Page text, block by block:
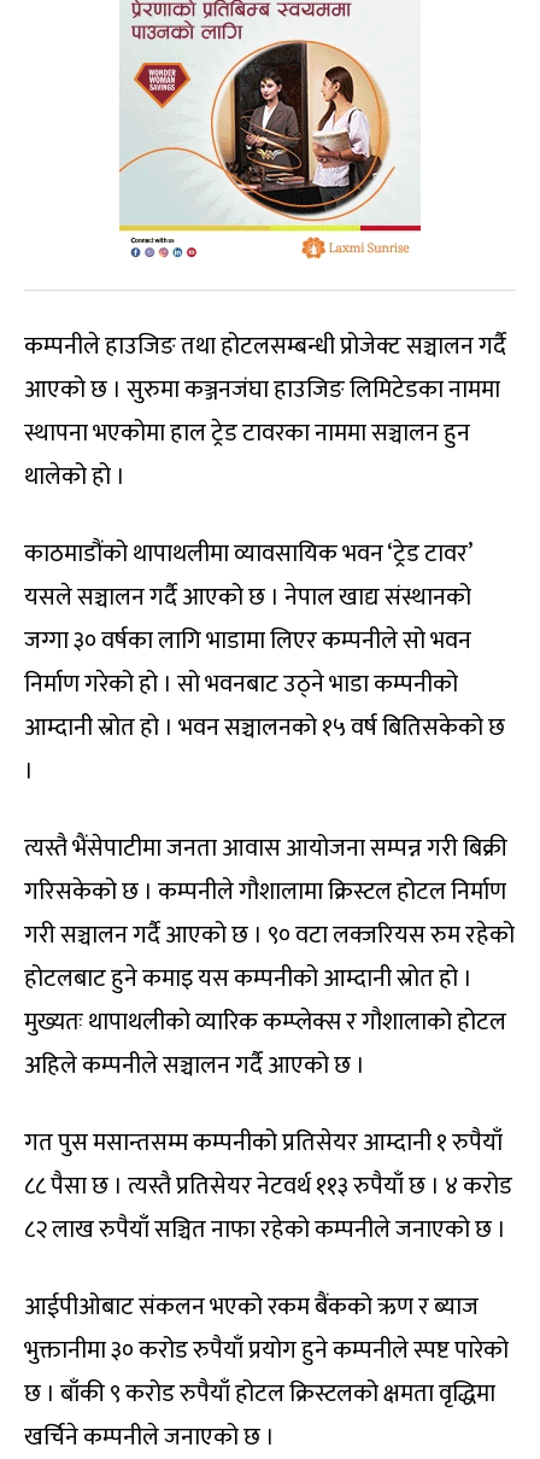
कम्पनीले हाउजिङ तथा होटलसम्बन्धी प्रोजेक्ट सञ्चालन गर्दै
आएको छ । सुरुमा कञ्जनजंघा हाउजिङ लिमिटेडका नाममा
स्थापना भएकोमा हाल ट्रेड टावरका नाममा सञ्चालन हुन
थालेको हो ।
काठमाडौंको थापाथलीमा व्यावसायिक भवन ‘ट्रेड टावर’
यसले सञ्चालन गर्दै आएको छ । नेपाल खाद्य संस्थानको
जग्गा ३० वर्षका लागि भाडामा लिएर कम्पनीले सो भवन
निर्माण गरेको हो । सो भवनबाट उठ्ने भाडा कम्पनीको
आम्दानी स्रोत हो । भवन सञ्चालनको १५ वर्ष बितिसकेको छ
।
त्यस्तै भैंसेपाटीमा जनता आवास आयोजना सम्पन्न गरी बिक्री
गरिसकेको छ । कम्पनीले गौशालामा क्रिस्टल होटल निर्माण
गरी सञ्चालन गर्दै आएको छ । ९० वटा लक्जरियस रुम रहेको
होटलबाट हुने कमाइ यस कम्पनीको आम्दानी स्रोत हो ।
मुख्यतः थापाथलीको व्यारिक कम्प्लेक्स र गौशालाको होटल
अहिले कम्पनीले सञ्चालन गर्दै आएको छ ।
गत पुस मसान्तसम्म कम्पनीको प्रतिसेयर आम्दानी १ रुपैयाँ
८८ पैसा छ । त्यस्तै प्रतिसेयर नेटवर्थ ११३ रुपैयाँ छ । ४ करोड
८२ लाख रुपैयाँ सञ्चित नाफा रहेको कम्पनीले जनाएको छ ।
आईपीओबाट संकलन भएको रकम बैंकको ऋण र ब्याज
भुक्तानीमा ३० करोड रुपैयाँ प्रयोग हुने कम्पनीले स्पष्ट पारेको
छ । बाँकी ९ करोड रुपैयाँ होटल क्रिस्टलको क्षमता वृद्धिमा
खर्चिने कम्पनीले जनाएको छ ।